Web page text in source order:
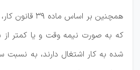
همچنین بر اساس
که به صورت نیمه وقت و یا کمتر از
شده به کار اشتغال دارند، به نسبت